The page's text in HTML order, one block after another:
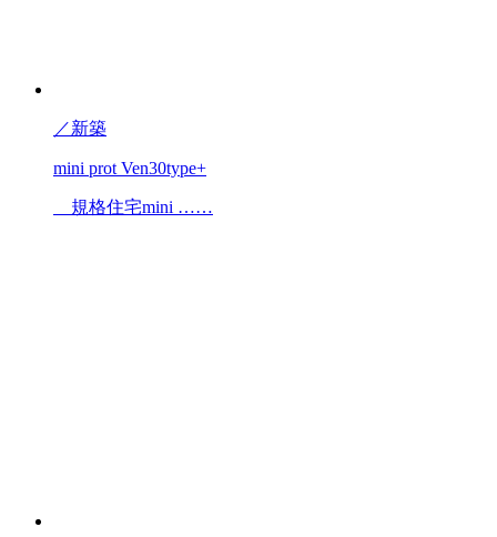
／新築
mini prot Ven30type+
規格住宅mini ……